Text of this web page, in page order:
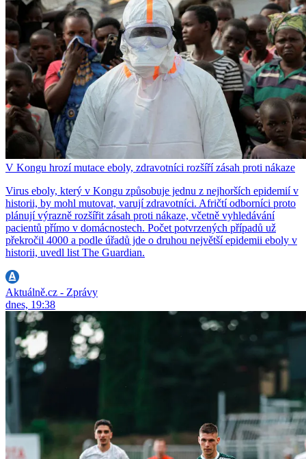
V Kongu hrozí mutace eboly, zdravotníci rozšíří zásah proti nákaze
Virus eboly, který v Kongu způsobuje jednu z nejhorších epidemií v
historii, by mohl mutovat, varují zdravotníci. Afričtí odborníci proto
plánují výrazně rozšířit zásah proti nákaze, včetně vyhledávání
pacientů přímo v domácnostech. Počet potvrzených případů už
překročil 4000 a podle úřadů jde o druhou největší epidemii eboly v
historii, uvedl list The Guardian.
Aktuálně.cz - Zprávy
dnes, 19:38